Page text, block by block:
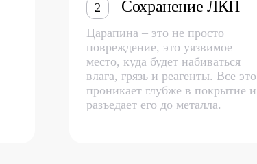
2 Сохранение ЛКП
Царапина – это не просто
повреждение, это уязвимое
место, куда будет набиваться
влага, грязь и реагенты. Все это
проникает глубже в покрытие и
разъедает его до металла.